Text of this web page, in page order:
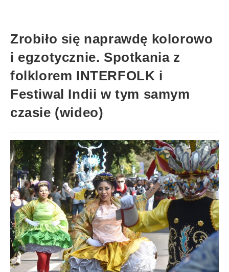
Zrobiło się naprawdę kolorowo
i egzotycznie. Spotkania z
folklorem INTERFOLK i
Festiwal Indii w tym samym
czasie (wideo)